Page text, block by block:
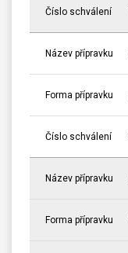
Číslo schválení
Název přípravku
Forma přípravku
Číslo schválení
Název přípravku
Forma přípravku